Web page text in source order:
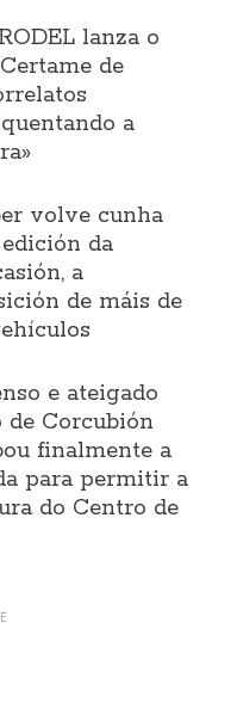
lanza o
de
a
volve cunha
da
a
de máis de
e ateigado
de Corcubión
finalmente a
para permitir a
do Centro de